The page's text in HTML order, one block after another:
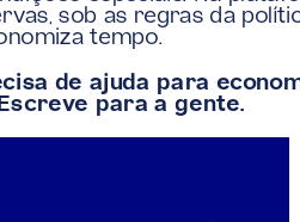
sob as regras da
tempo.
de ajuda para
para a gente.